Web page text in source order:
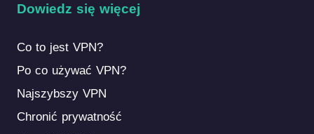
Dowiedz się więcej
Co to jest VPN?
Po co używać VPN?
Najszybszy VPN
Chronić prywatność